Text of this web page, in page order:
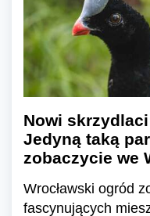
Nowi
Jedyną taką
zobaczycie we
Wrocławski ogród
fascynujących